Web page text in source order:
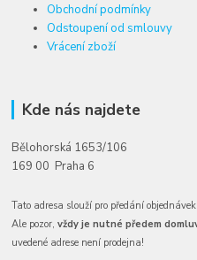
Obchodní podmínky
Odstoupení od smlouvy
Vrácení zboží
Kde nás najdete
Bělohorská 1653/106
169 00 Praha 6
Tato adresa slouží pro předání
Ale pozor,vždy je nutné předem
uvedené adrese není prodejna!